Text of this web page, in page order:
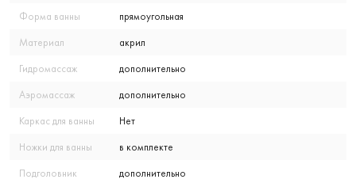
Форма ванны прямоугольная
Материал акрил
Гидромассаж дополнительно
Аэромассаж дополнительно
Каркас для ванны Нет
Ножки для ванны в комплекте
Подголовник дополнительно